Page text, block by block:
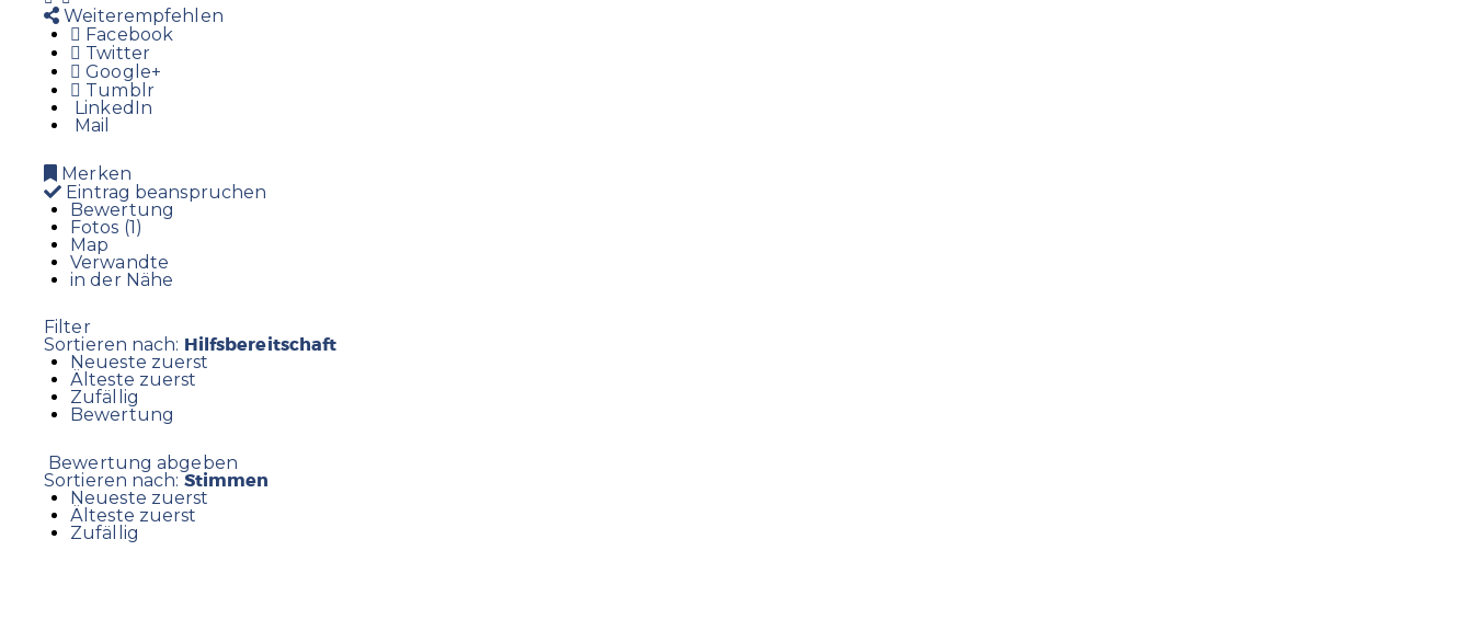
Weiterempfehlen
Facebook
Twitter
Google+
Tumblr
LinkedIn
Mail
Merken
Eintrag beanspruchen
Bewertung
Fotos (1)
Map
Verwandte
in der Nähe
Filter
Sortieren nach: Hilfsbereitschaft
Neueste zuerst
Älteste zuerst
Zufällig
Bewertung
Bewertung abgeben
Sortieren nach: Stimmen
Neueste zuerst
Älteste zuerst
Zufällig